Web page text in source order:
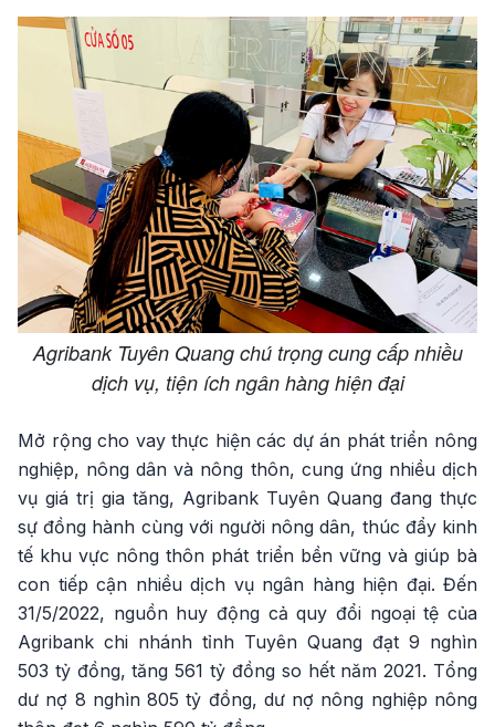
Agribank Tuyên Quang chú trọng cung cấp nhiều
dịch vụ, tiện ích ngân hàng hiện đại
Mở rộng cho vay thực hiện các dự án phát triển nông
nghiệp, nông dân và nông thôn, cung ứng nhiều dịch
vụ giá trị gia tăng, Agribank Tuyên Quang đang thực
sự đồng hành cùng với người nông dân, thúc đẩy kinh
tế khu vực nông thôn phát triển bền vững và giúp bà
con tiếp cận nhiều dịch vụ ngân hàng hiện đại. Đến
31/5/2022, nguồn huy động cả quy đổi ngoại tệ của
Agribank chi nhánh tỉnh Tuyên Quang đạt 9 nghìn
503 tỷ đồng, tăng 561 tỷ đồng so hết năm 2021. Tổng
dư nợ 8 nghìn 805 tỷ đồng, dư nợ nông nghiệp nông